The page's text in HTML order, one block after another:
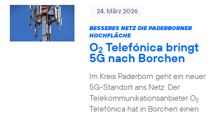
24. März 2026
BESSERES NETZ DIE PADERBORNER
HOCHFLÄCHE
O2 Telefónica bringt
5G nach Borchen
Im Kreis Paderborn geht ein neuer
5G-Standort ans Netz: Der
Telekommunikationsanbieter O2
Telefónica hat in Borchen einen